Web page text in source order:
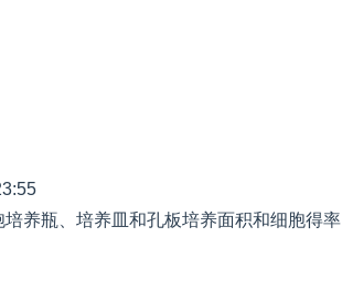
培养瓶、培养皿和孔板培养面积和细胞得率